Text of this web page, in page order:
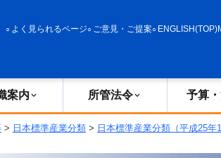
よく見られるページ ご意見・ご提案 ENGLISH(TOP)
案内 所管法令 予算
> 日本標準産業分類 > 日本標準産業分類（平成25年